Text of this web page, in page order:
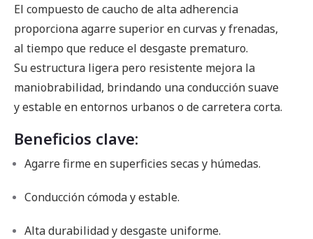
El compuesto de caucho de alta adherencia
proporciona agarre superior en curvas y frenadas,
al tiempo que reduce el desgaste prematuro.
Su estructura ligera pero resistente mejora la
maniobrabilidad, brindando una conducción suave
y estable en entornos urbanos o de carretera corta.
Beneficios clave:
Agarre firme en superficies secas y húmedas.
Conducción cómoda y estable.
Alta durabilidad y desgaste uniforme.